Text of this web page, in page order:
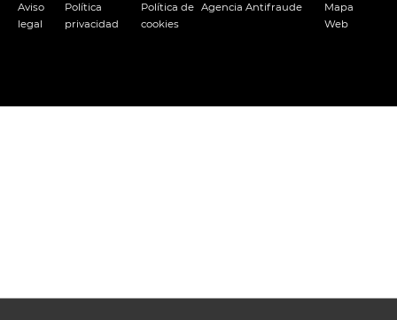
Aviso
legal
Política
privacidad
Política de
cookies
Agencia Antifraude
Mapa
Web